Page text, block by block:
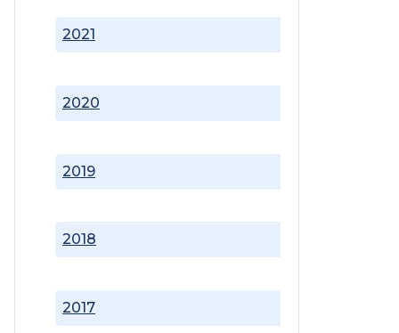
2017
2018
2019
2020
2021